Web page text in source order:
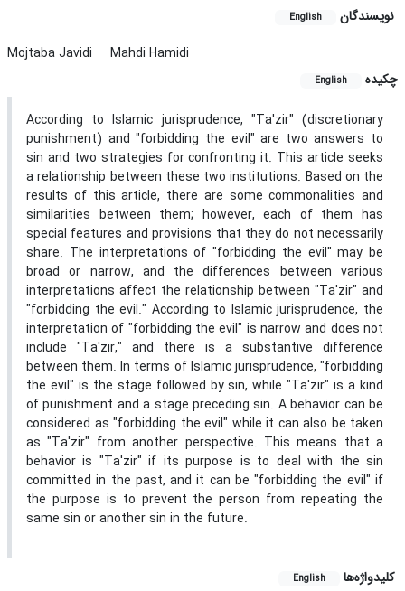
نویسندگان English
Mojtaba Javidi
Mahdi Hamidi
چکیده
English
According to Islamic jurisprudence, "Ta'zir" (discretionary
punishment) and "forbidding the evil" are two answers to
sin and two strategies for confronting it. This article seeks
a relationship between these two institutions. Based on the
results of this article, there are some commonalities and
similarities between them; however, each of them has
special features and provisions that they do not necessarily
share. The interpretations of "forbidding the evil" may be
broad or narrow, and the differences between various
interpretations affect the relationship between "Ta'zir" and
"forbidding the evil." According to Islamic jurisprudence, the
interpretation of "forbidding the evil" is narrow and does not
include "Ta'zir," and there is a substantive difference
between them. In terms of Islamic jurisprudence, "forbidding
the evil" is the stage followed by sin, while "Ta'zir" is a kind
of punishment and a stage preceding sin. A behavior can be
considered as "forbidding the evil" while it can also be taken
as "Ta'zir" from another perspective. This means that a
behavior is "Ta'zir" if its purpose is to deal with the sin
committed in the past, and it can be "forbidding the evil" if
the purpose is to prevent the person from repeating the
same sin or another sin in the future.
کلیدواژه‌ها English